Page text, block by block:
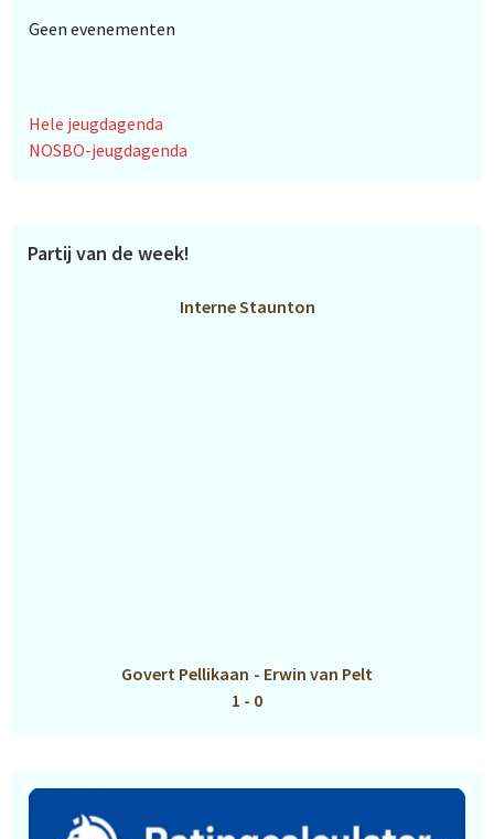
Geen evenementen
Hele jeugdagenda
NOSBO-jeugdagenda
Partij van de week!
Interne Staunton
Govert Pellikaan - Erwin van Pelt
1 - 0